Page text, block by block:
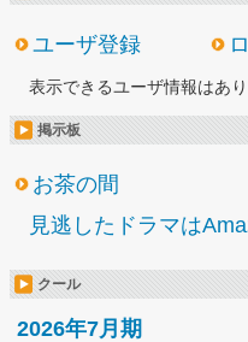
ユーザ登録
表示できるユーザ情報はあり
掲示板
お茶の間
見逃したドラマは
クール
2026年7月期